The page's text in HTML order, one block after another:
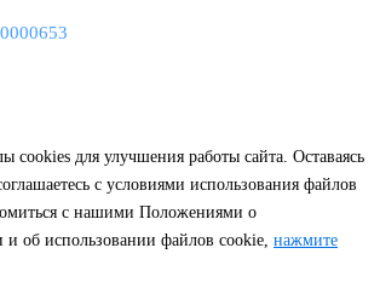
cookies для улучшения работы сайта. Оставаясь
с условиями использования файлов
с нашими Положениями о
и об использовании файлов cookie, нажмите